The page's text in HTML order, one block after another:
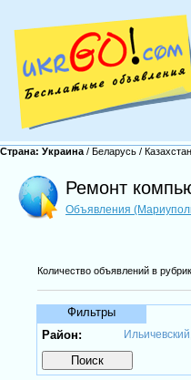
Страна: Украина / Беларусь / Казахстан
Ремонт
Объявления
Количество объявлений в
Фильтры
Район:
Ильичевский